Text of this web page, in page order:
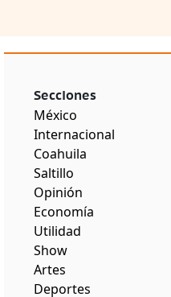
Secciones
México
Internacional
Coahuila
Saltillo
Opinión
Economía
Utilidad
Show
Artes
Deportes